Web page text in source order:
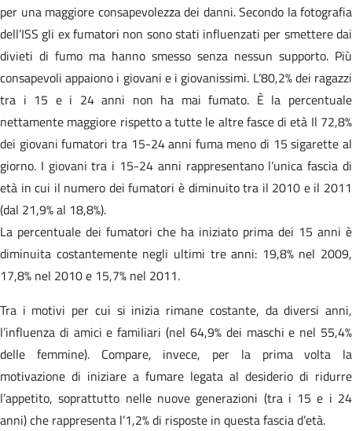
per una maggiore consapevolezza dei danni. Secondo la fotografia
dell’ISS gli ex fumatori non sono stati influenzati per smettere dai
divieti di fumo ma hanno smesso senza nessun supporto. Più
consapevoli appaiono i giovani e i giovanissimi. L’80,2% dei ragazzi
tra i 15 e i 24 anni non ha mai fumato. È la percentuale
nettamente maggiore rispetto a tutte le altre fasce di età Il 72,8%
dei giovani fumatori tra 15-24 anni fuma meno di 15 sigarette al
giorno. I giovani tra i 15-24 anni rappresentano l’unica fascia di
età in cui il numero dei fumatori è diminuito tra il 2010 e il 2011
(dal 21,9% al 18,8%).
La percentuale dei fumatori che ha iniziato prima dei 15 anni è
diminuita costantemente negli ultimi tre anni: 19,8% nel 2009,
17,8% nel 2010 e 15,7% nel 2011.
Tra i motivi per cui si inizia rimane costante, da diversi anni,
l’influenza di amici e familiari (nel 64,9% dei maschi e nel 55,4%
delle femmine). Compare, invece, per la prima volta la
motivazione di iniziare a fumare legata al desiderio di ridurre
l’appetito, soprattutto nelle nuove generazioni (tra i 15 e i 24
anni) che rappresenta l’1,2% di risposte in questa fascia d’età.